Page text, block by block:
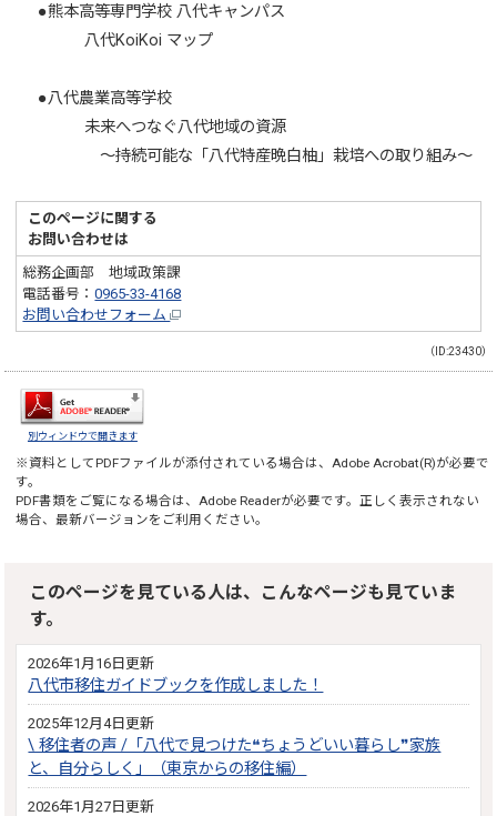
●熊本高等専門学校 八代キャンパス
八代KoiKoi マップ
●八代農業高等学校
未来へつなぐ八代地域の資源
～持続可能な「八代特産晩白柚」栽培への取り組み～
このページに関する
お問い合わせは
総務企画部 地域政策課
電話番号：0965-33-4168
お問い合わせフォーム
（ID:23430）
別ウィンドウで開きます
※資料としてPDFファイルが添付されている場合は、 Adobe Acrobat(R)が必要で
す。
PDF書類をご覧になる場合は、 Adobe Readerが必要です。正しく表示されない
場合、最新バージョンをご利用ください。
このページを見ている人は、こんなページも見ていま
す。
2026年1月16日更新
八代市移住ガイドブックを作成しました！
2025年12月4日更新
\ 移住者の声 /「八代で見つけた❝ちょうどいい暮らし❞家族
と、自分らしく」（東京からの移住編）
2026年1月27日更新